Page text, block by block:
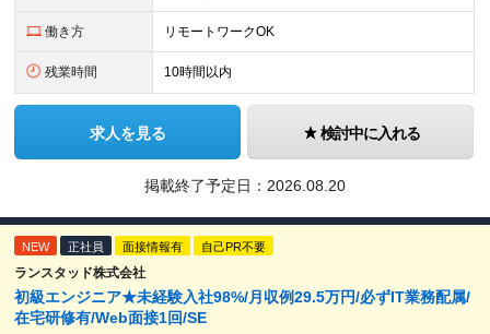
働き方 リモートワークOK
残業時間 10時間以内
求人を見る 検討中に入れる
掲載終了予定日： 2026.08.20
NEW 正社員 面接情報有 自己PR不要
ランスタッド株式会社
初級エンジニア★未経験入社98%/月収例29.5万円/必ずIT業務配属/
在宅研修有/Web面接1回/SE